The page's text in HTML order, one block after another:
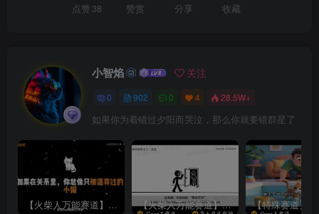
点赞 38 赞赏 分享 收藏
小智焰 关注
0 902 0 4 28.5W+
如果你为着错过夕阳而哭泣，那么你就要错群星了
【火柴人万能赛道】火柴人心理学插画讲解视频丨扣子工作流智能体搭建coze工作流 【火柴人万能赛道】火柴人心理学智能文案视频丨扣子工作流智能体搭建coze工作流